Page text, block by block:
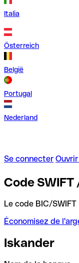
Italia
Österreich
België
Portugal
Nederland
Se connecter
Code
Le code BIC/
Économisez de
Iskander